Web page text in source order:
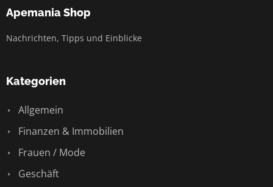
Apemania Shop
Nachrichten, Tipps und Einblicke
Kategorien
Allgemein
Finanzen & Immobilien
Frauen / Mode
Geschäft